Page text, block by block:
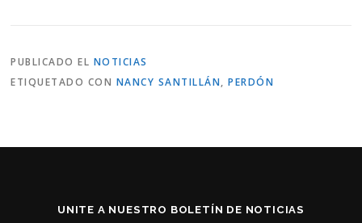
PUBLICADO EL NOTICIAS
ETIQUETADO CON NANCY SANTILLÁN,PERDÓN
UNITE A NUESTRO BOLETÍN DE NOTICIAS